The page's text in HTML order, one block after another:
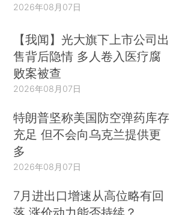
2026年08月07日
【我闻】光大旗下上市公司出
售背后隐情 多人卷入医疗腐
败案被查
2026年08月07日
特朗普坚称美国防空弹药库存
充足 但不会向乌克兰提供更
多
2026年08月07日
7月进出口增速从高位略有回